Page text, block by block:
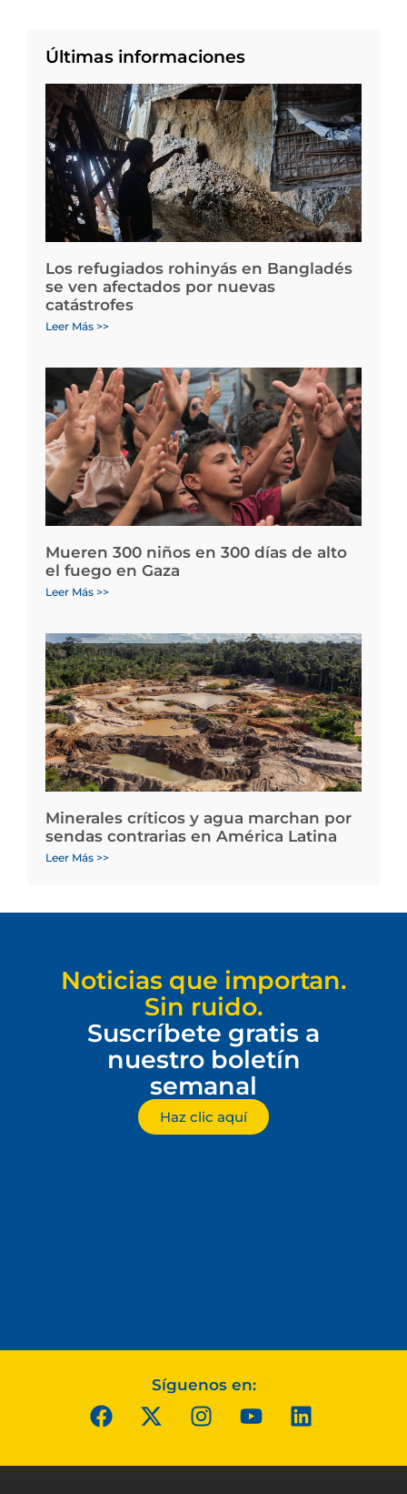
Últimas informaciones
Los refugiados rohinyás en Bangladés
se ven afectados por nuevas
catástrofes
Leer Más >>
Mueren 300 niños en 300 días de alto
el fuego en Gaza
Leer Más >>
Minerales críticos y agua marchan por
sendas contrarias en América Latina
Leer Más >>
Noticias que importan.
Sin ruido.
Suscríbete gratis a
nuestro boletín
semanal
Haz clic aquí
Síguenos en: